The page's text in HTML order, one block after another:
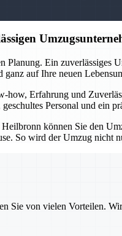
Planung. Ein zuverlässiges
auf Ihre neuen
how, Erfahrung und
Personal und ein
können Sie den
So wird der Umzug nicht
Sie von vielen Vorteilen.